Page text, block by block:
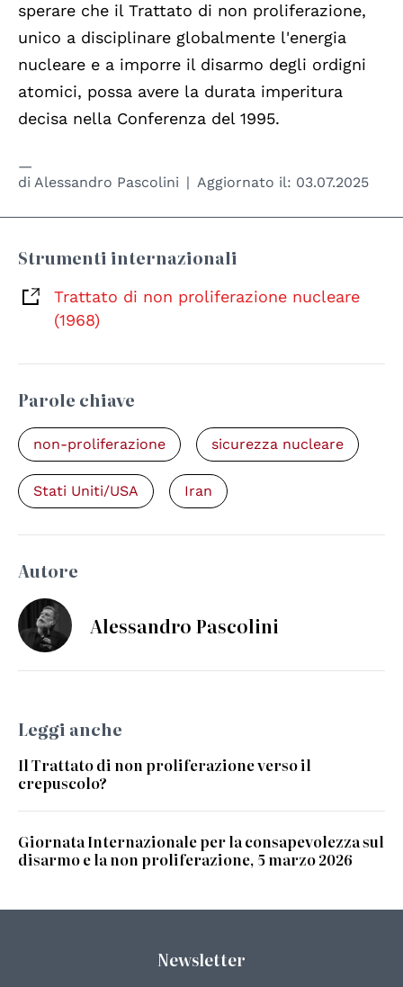
sperare che il Trattato di non proliferazione,
unico a disciplinare globalmente l'energia
nucleare e a imporre il disarmo degli ordigni
atomici, possa avere la durata imperitura
decisa nella Conferenza del 1995.
di Alessandro Pascolini Aggiornato il: 03.07.2025
Strumenti internazionali
Trattato di non proliferazione nucleare
(1968)
Parole chiave
non-proliferazione sicurezza nucleare
Stati Uniti/USA Iran
Autore
Alessandro Pascolini
Leggi anche
Il Trattato di non proliferazione verso il
crepuscolo?
Giornata Internazionale per la consapevolezza sul
disarmo e la non proliferazione, 5 marzo 2026
Newsletter